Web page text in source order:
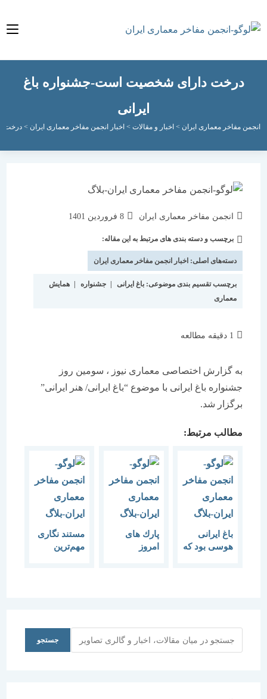
دارای شخصیت است-جشنواره باغ
ایرانی
مفاخر معماری ایران > اخبار و مقالات>اخبار انجمن مفاخر معماری ایران > درخت دارای
انجمن مفاخر معماری ایران
نوشته
شده
است:
8 فروردین 1401
برچسب و دسته بندی های مرتبط به این مقاله:
دسته‌های اصلی:اخبار انجمن مفاخر معماری ایران
برچسب تقسیم بندی موضوعی:باغ ایرانی | جشنواره | همایش
به گزارش اختصاصی معماری نیوز ، سومین روز
جشنواره باغ ایرانی با موضوع “باغ ایرانی/ هنر ایرانی”
برگزار شد.
مطالب مرتبط:
باغ ایرانی
هوسی بود كه
پارك های
مستند نگاری
مهم‌ترين
جستجو